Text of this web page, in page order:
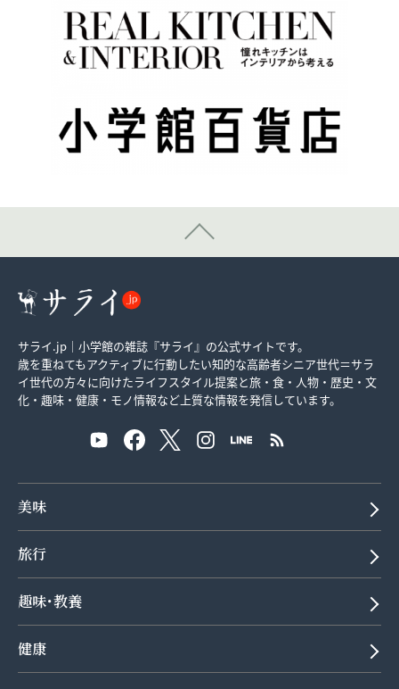
サライ.jp｜小学館の雑誌『サライ』の公式サイトです。
歳を重ねてもアクティブに行動したい知的な高齢者シニア世代＝サラ
イ世代の方々に向けたライフスタイル提案と旅・食・人物・歴史・文
化・趣味・健康・モノ情報など上質な情報を発信しています。
美味
旅行
趣味･教養
健康